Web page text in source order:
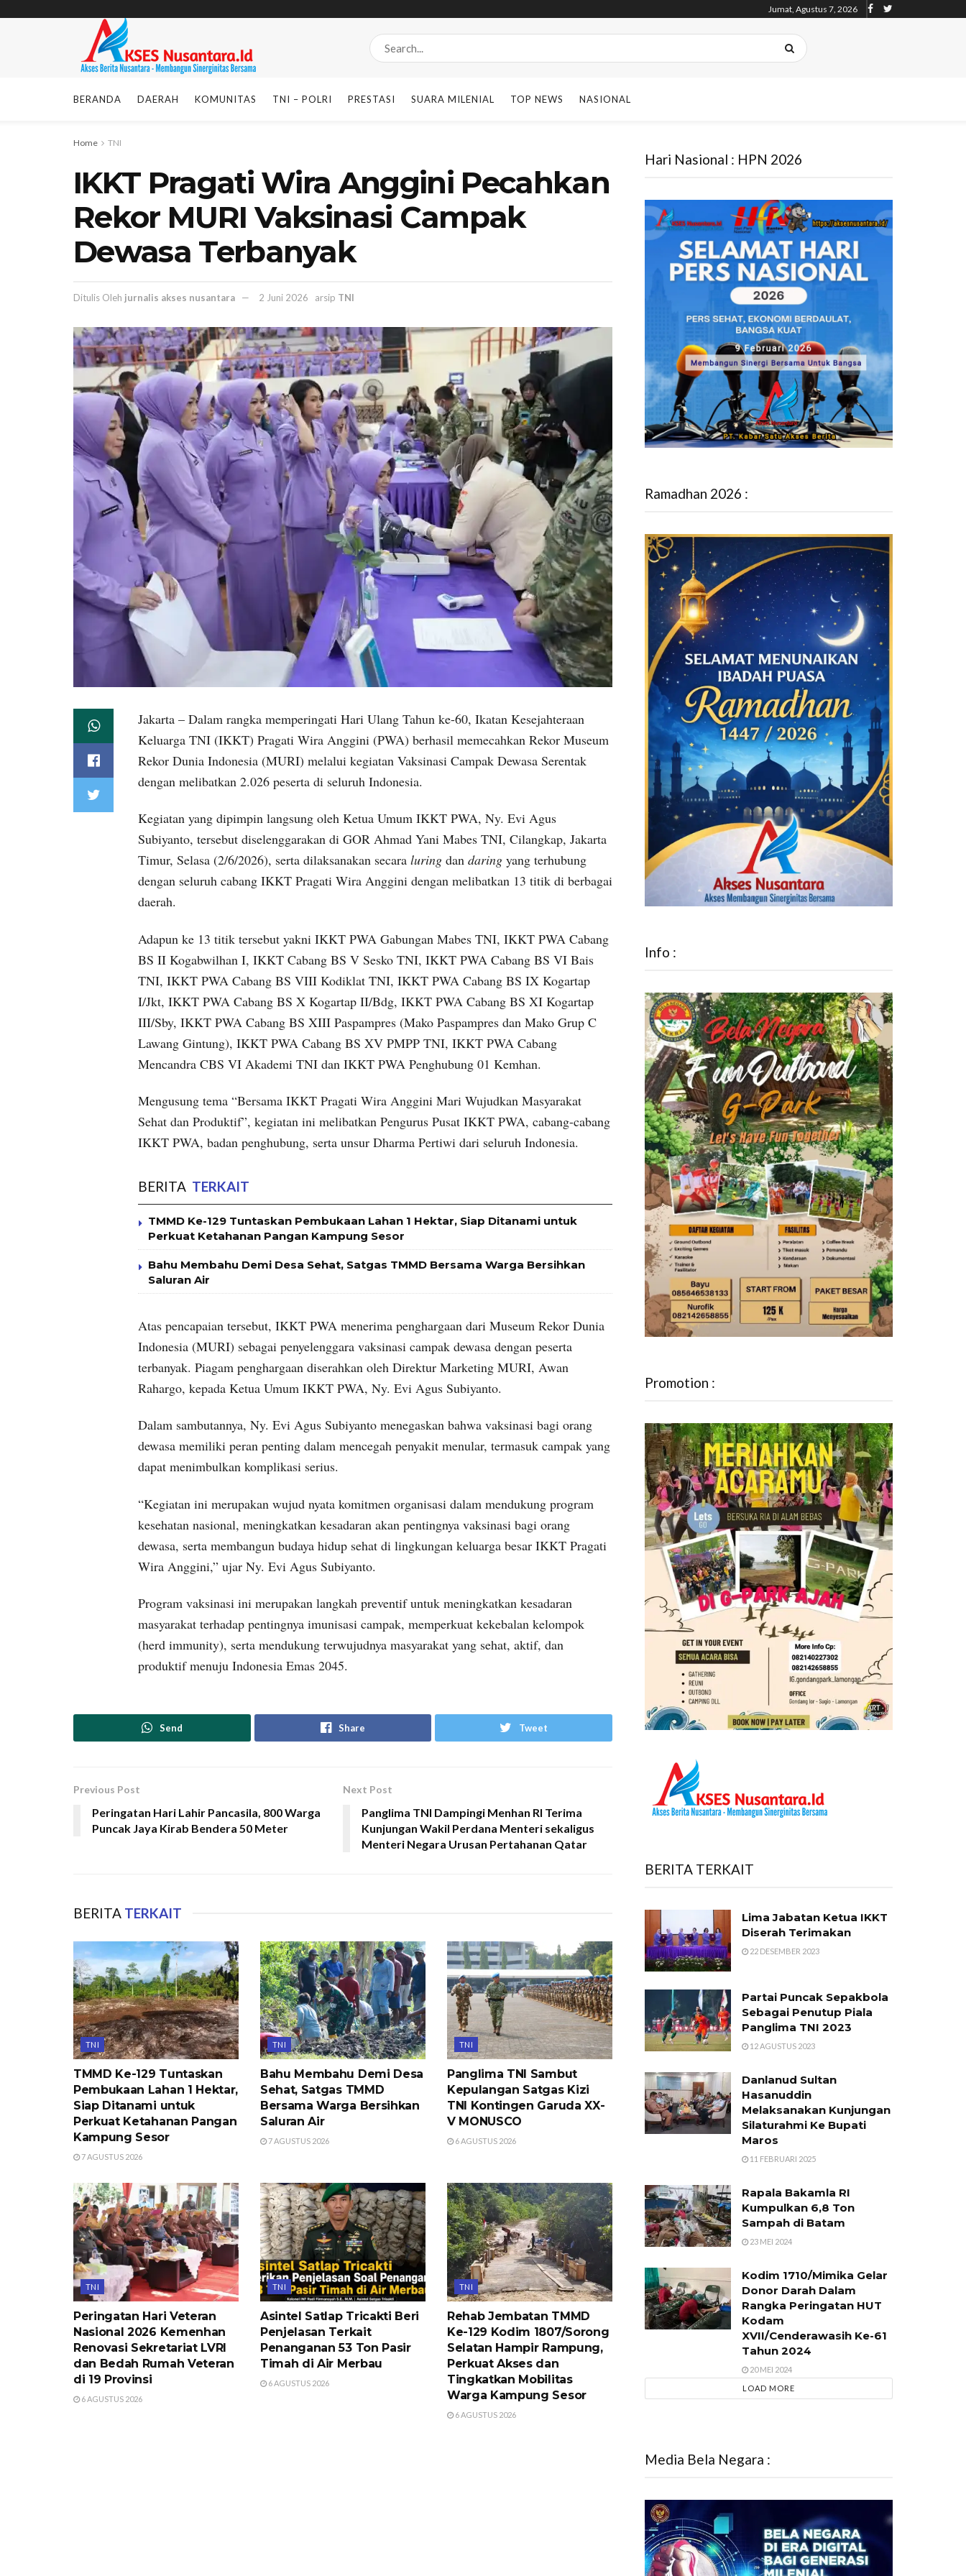
Jumat, Agustus 7, 2026
BERANDA DAERAH KOMUNITAS TNI – POLRI PRESTASI SUARA MILENIAL TOP NEWS NASIONAL
Home TNI
IKKT Pragati Wira Anggini Pecahkan
Rekor MURI Vaksinasi Campak
Dewasa Terbanyak
Ditulis Oleh jurnalis akses nusantara 2 Juni 2026 arsip TNI
Jakarta – Dalam rangka memperingati Hari Ulang Tahun ke-60, Ikatan Kesejahteraan
Keluarga TNI (IKKT) Pragati Wira Anggini (PWA) berhasil memecahkan Rekor Museum
Rekor Dunia Indonesia (MURI) melalui kegiatan Vaksinasi Campak Dewasa Serentak
dengan melibatkan 2.026 peserta di seluruh Indonesia.
Kegiatan yang dipimpin langsung oleh Ketua Umum IKKT PWA, Ny. Evi Agus
Subiyanto, tersebut diselenggarakan di GOR Ahmad Yani Mabes TNI, Cilangkap, Jakarta
Timur, Selasa (2/6/2026), serta dilaksanakan secara luring dan daring yang terhubung
dengan seluruh cabang IKKT Pragati Wira Anggini dengan melibatkan 13 titik di berbagai
daerah.
Adapun ke 13 titik tersebut yakni IKKT PWA Gabungan Mabes TNI, IKKT PWA Cabang
BS II Kogabwilhan I, IKKT Cabang BS V Sesko TNI, IKKT PWA Cabang BS VI Bais
TNI, IKKT PWA Cabang BS VIII Kodiklat TNI, IKKT PWA Cabang BS IX Kogartap
I/Jkt, IKKT PWA Cabang BS X Kogartap II/Bdg, IKKT PWA Cabang BS XI Kogartap
III/Sby, IKKT PWA Cabang BS XIII Paspampres (Mako Paspampres dan Mako Grup C
Lawang Gintung), IKKT PWA Cabang BS XV PMPP TNI, IKKT PWA Cabang
Mencandra CBS VI Akademi TNI dan IKKT PWA Penghubung 01 Kemhan.
Mengusung tema “Bersama IKKT Pragati Wira Anggini Mari Wujudkan Masyarakat
Sehat dan Produktif”, kegiatan ini melibatkan Pengurus Pusat IKKT PWA, cabang-cabang
IKKT PWA, badan penghubung, serta unsur Dharma Pertiwi dari seluruh Indonesia.
BERITA TERKAIT
TMMD Ke-129 Tuntaskan Pembukaan Lahan 1 Hektar, Siap Ditanami untuk
Perkuat Ketahanan Pangan Kampung Sesor
Bahu Membahu Demi Desa Sehat, Satgas TMMD Bersama Warga Bersihkan
Saluran Air
Atas pencapaian tersebut, IKKT PWA menerima penghargaan dari Museum Rekor Dunia
Indonesia (MURI) sebagai penyelenggara vaksinasi campak dewasa dengan peserta
terbanyak. Piagam penghargaan diserahkan oleh Direktur Marketing MURI, Awan
Rahargo, kepada Ketua Umum IKKT PWA, Ny. Evi Agus Subiyanto.
Dalam sambutannya, Ny. Evi Agus Subiyanto menegaskan bahwa vaksinasi bagi orang
dewasa memiliki peran penting dalam mencegah penyakit menular, termasuk campak yang
dapat menimbulkan komplikasi serius.
“Kegiatan ini merupakan wujud nyata komitmen organisasi dalam mendukung program
kesehatan nasional, meningkatkan kesadaran akan pentingnya vaksinasi bagi orang
dewasa, serta membangun budaya hidup sehat di lingkungan keluarga besar IKKT Pragati
Wira Anggini,” ujar Ny. Evi Agus Subiyanto.
Program vaksinasi ini merupakan langkah preventif untuk meningkatkan kesadaran
masyarakat terhadap pentingnya imunisasi campak, memperkuat kekebalan kelompok
(herd immunity), serta mendukung terwujudnya masyarakat yang sehat, aktif, dan
produktif menuju Indonesia Emas 2045.
Send Share Tweet
Previous Post
Peringatan Hari Lahir Pancasila, 800 Warga
Puncak Jaya Kirab Bendera 50 Meter
Next Post
Panglima TNI Dampingi Menhan RI Terima
Kunjungan Wakil Perdana Menteri sekaligus
Menteri Negara Urusan Pertahanan Qatar
BERITA TERKAIT
TNI
TMMD Ke-129 Tuntaskan
Pembukaan Lahan 1 Hektar,
Siap Ditanami untuk
Perkuat Ketahanan Pangan
Kampung Sesor
7 AGUSTUS 2026
TNI
Bahu Membahu Demi Desa
Sehat, Satgas TMMD
Bersama Warga Bersihkan
Saluran Air
7 AGUSTUS 2026
TNI
Panglima TNI Sambut
Kepulangan Satgas Kizi
TNI Kontingen Garuda XX-
V MONUSCO
6 AGUSTUS 2026
TNI
Peringatan Hari Veteran
Nasional 2026 Kemenhan
Renovasi Sekretariat LVRI
dan Bedah Rumah Veteran
di 19 Provinsi
6 AGUSTUS 2026
TNI
Asintel Satlap Tricakti Beri
Penjelasan Terkait
Penanganan 53 Ton Pasir
Timah di Air Merbau
6 AGUSTUS 2026
TNI
Rehab Jembatan TMMD
Ke-129 Kodim 1807/Sorong
Selatan Hampir Rampung,
Perkuat Akses dan
Tingkatkan Mobilitas
Warga Kampung Sesor
6 AGUSTUS 2026
Hari Nasional : HPN 2026
Ramadhan 2026 :
Info :
Promotion :
BERITA TERKAIT
Lima Jabatan Ketua IKKT
Diserah Terimakan
22 DESEMBER 2023
Partai Puncak Sepakbola
Sebagai Penutup Piala
Panglima TNI 2023
12 AGUSTUS 2023
Danlanud Sultan
Hasanuddin
Melaksanakan Kunjungan
Silaturahmi Ke Bupati
Maros
11 FEBRUARI 2025
Rapala Bakamla RI
Kumpulkan 6,8 Ton
Sampah di Batam
23 MEI 2024
Kodim 1710/Mimika Gelar
Donor Darah Dalam
Rangka Peringatan HUT
Kodam
XVII/Cenderawasih Ke-61
Tahun 2024
20 MEI 2024
LOAD MORE
Media Bela Negara :